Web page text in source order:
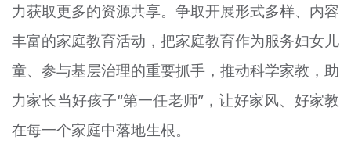
力获取更多的资源共享。争取开展形式多样、内容
丰富的家庭教育活动，把家庭教育作为服务妇女儿
童、参与基层治理的重要抓手，推动科学家教，助
力家长当好孩子“第一任老师”，让好家风、好家教
在每一个家庭中落地生根。